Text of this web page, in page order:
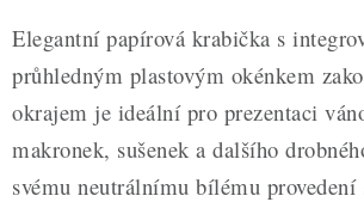
Nepřevzetí zásilky na dobírku
Obchodní
Hodnocení obchodu
Blog
Moje
Podmínky ochrany osobních údajů
Elegantní papírová krabička s
průhledným plastovým okénkem
okrajem je ideální pro prezentaci
makronek, sušenek a dalšího
svému neutrálnímu bílému